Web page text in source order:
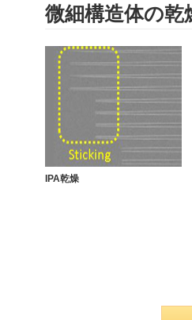
微細構造体の乾
IPA乾燥